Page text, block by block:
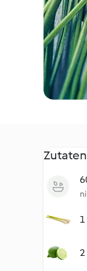
Zutaten